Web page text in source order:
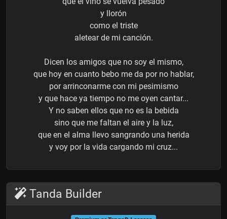
y llorón
como el triste
aletear de mi canción.
Dicen los amigos que no soy el mismo,
que hoy en cuanto bebo me da por no hablar,
por arrinconarme con mi pesimismo
y que hace ya tiempo no me oyen cantar...
Y no saben ellos que no es la bebida
sino que me faltan el aire y la luz,
que en el alma llevo sangrando una herida
y voy por la vida cargando mi cruz...
Tanda Builder